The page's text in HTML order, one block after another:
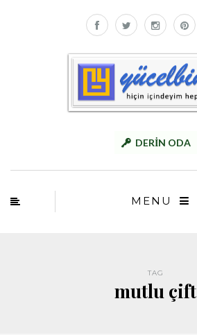
DERİN ODA
MENU
TAG
mutlu çift